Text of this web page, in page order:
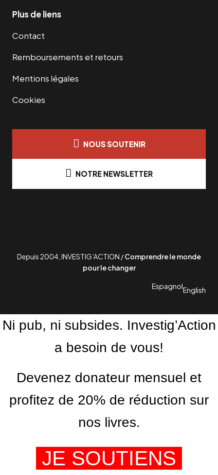
Plus de liens
Contact
Remboursements et retours
Mentions légales
Cookies
NOUS SOUTENIR
NOTRE NEWSLETTER
Depuis 2004, INVESTIG’ACTION /Comprendre le monde
pour le changer
EspagnolEnglish
Ni pub, ni subsides. Investig’Action
a besoin de vous!
Devenez donateur mensuel et
profitez de 20% de réduction sur
nos livres.
JE SOUTIENS